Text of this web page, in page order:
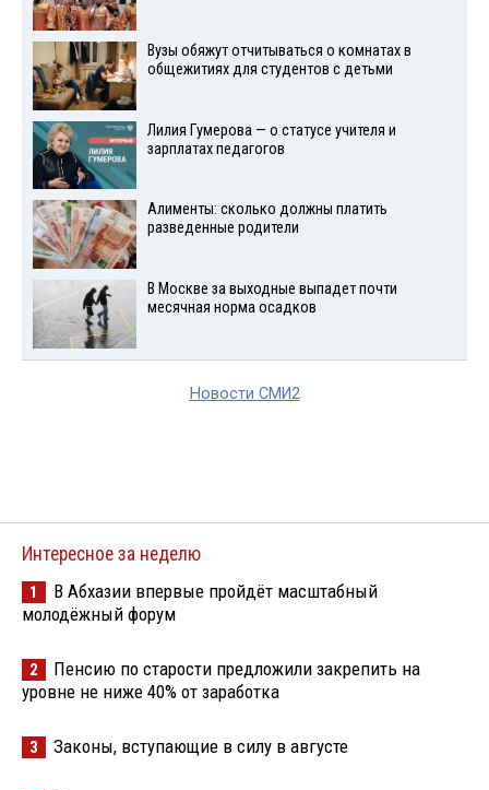
Вузы обяжут отчитываться о комнатах в
общежитиях для студентов с детьми
Лилия Гумерова — о статусе учителя и
зарплатах педагогов
Алименты: сколько должны платить
разведенные родители
В Москве за выходные выпадет почти
месячная норма осадков
Новости СМИ2
Интересное за неделю
1
В Абхазии впервые пройдёт масштабный
молодёжный форум
2
Пенсию по старости предложили закрепить на
уровне не ниже 40% от заработка
3 Законы, вступающие в силу в августе